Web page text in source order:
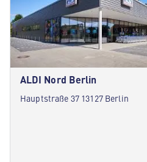
ALDI Nord Berlin
Hauptstraße 37 13127 Berlin